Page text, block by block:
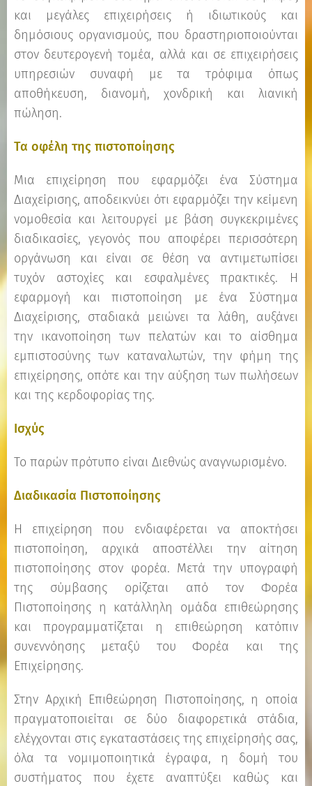
και μεγάλες επιχειρήσεις ή ιδιωτικούς και
δημόσιους οργανισμούς, που δραστηριοποιούνται
στον δευτερογενή τομέα, αλλά και σε επιχειρήσεις
υπηρεσιών συναφή με τα τρόφιμα όπως
αποθήκευση, διανομή, χονδρική και λιανική
πώληση.
Τα οφέλη της πιστοποίησης
Μια επιχείρηση που εφαρμόζει ένα Σύστημα
Διαχείρισης, αποδεικνύει ότι εφαρμόζει την κείμενη
νομοθεσία και λειτουργεί με βάση συγκεκριμένες
διαδικασίες, γεγονός που αποφέρει περισσότερη
οργάνωση και είναι σε θέση να αντιμετωπίσει
τυχόν αστοχίες και εσφαλμένες πρακτικές. Η
εφαρμογή και πιστοποίηση με ένα Σύστημα
Διαχείρισης, σταδιακά μειώνει τα λάθη, αυξάνει
την ικανοποίηση των πελατών και το αίσθημα
εμπιστοσύνης των καταναλωτών, την φήμη της
επιχείρησης, οπότε και την αύξηση των πωλήσεων
και της κερδοφορίας της.
Ισχύς
Το παρών πρότυπο είναι Διεθνώς αναγνωρισμένο.
Διαδικασία Πιστοποίησης
Η επιχείρηση που ενδιαφέρεται να αποκτήσει
πιστοποίηση, αρχικά αποστέλλει την αίτηση
πιστοποίησης στον φορέα. Μετά την υπογραφή
της σύμβασης ορίζεται από τον Φορέα
Πιστοποίησης η κατάλληλη ομάδα επιθεώρησης
και προγραμματίζεται η επιθεώρηση κατόπιν
συνεννόησης μεταξύ του Φορέα και της
Επιχείρησης.
Στην Αρχική Επιθεώρηση Πιστοποίησης, η οποία
πραγματοποιείται σε δύο διαφορετικά στάδια,
ελέγχονται στις εγκαταστάσεις της επιχείρησής σας,
όλα τα νομιμοποιητικά έγραφα, η δομή του
συστήματος που έχετε αναπτύξει καθώς και